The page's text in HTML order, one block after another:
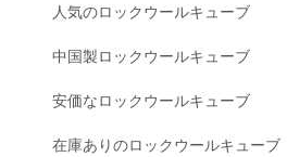
人気のロックウールキューブ
中国製ロックウールキューブ
安価なロックウールキューブ
在庫ありのロックウールキューブ